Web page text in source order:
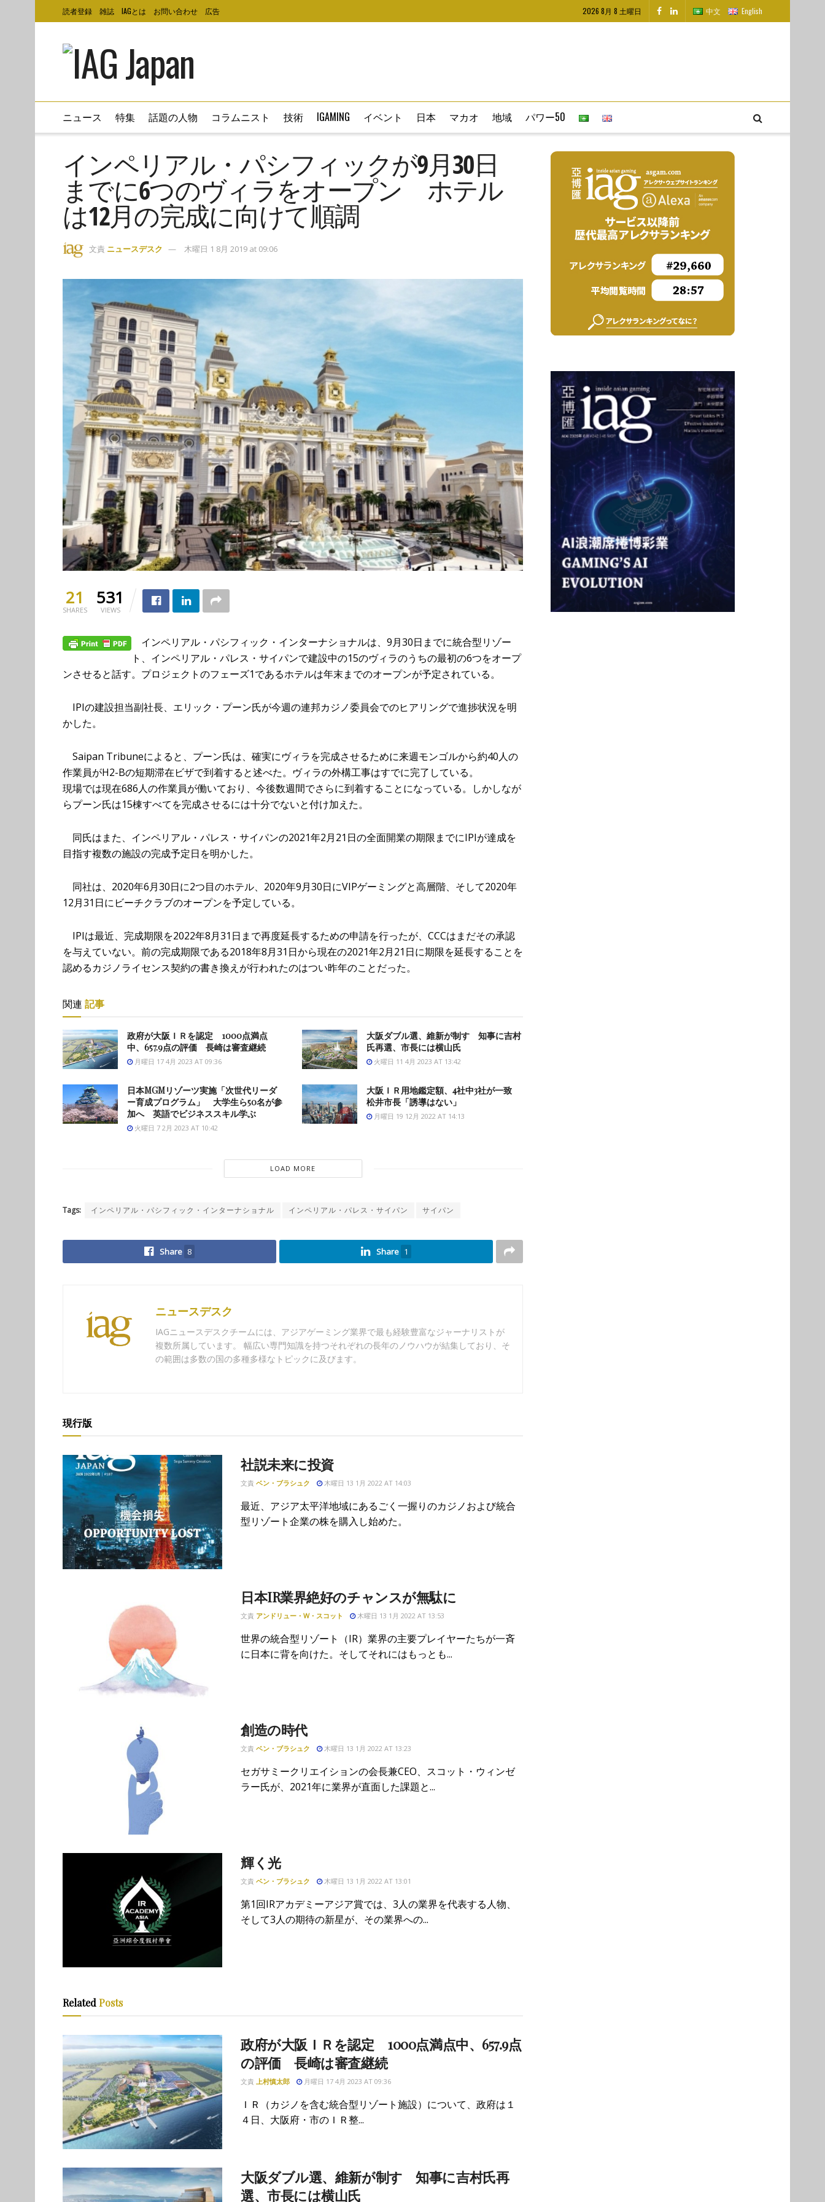
読者登録 雑誌 IAGとは お問い合わせ 広告 2026 8月 8 土曜日 中文 English
ニュース 特集 話題の人物 コラムニスト 技術 IGAMING イベント 日本 マカオ 地域 パワー50
インペリアル・パシフィックが9月30日
までに6つのヴィラをオープン ホテル
は12月の完成に向けて順調
文責 ニュースデスク 木曜日 1 8月 2019 at 09:06
21
SHARES
531
VIEWS
インペリアル・パシフィック・インターナショナルは、9月30日までに統合型リゾー
ト、インペリアル・パレス・サイパンで建設中の15のヴィラのうちの最初の6つをオープ
ンさせると話す。プロジェクトのフェーズ1であるホテルは年末までのオープンが予定されている。
IPIの建設担当副社長、エリック・プーン氏が今週の連邦カジノ委員会でのヒアリングで進捗状況を明
かした。
Saipan Tribuneによると、プーン氏は、確実にヴィラを完成させるために来週モンゴルから約40人の
作業員がH2-Bの短期滞在ビザで到着すると述べた。ヴィラの外構工事はすでに完了している。
現場では現在686人の作業員が働いており、今後数週間でさらに到着することになっている。しかしなが
らプーン氏は15棟すべてを完成させるには十分でないと付け加えた。
同氏はまた、インペリアル・パレス・サイパンの2021年2月21日の全面開業の期限までにIPIが達成を
目指す複数の施設の完成予定日を明かした。
同社は、2020年6月30日に2つ目のホテル、2020年9月30日にVIPゲーミングと高層階、そして2020年
12月31日にビーチクラブのオープンを予定している。
IPIは最近、完成期限を2022年8月31日まで再度延長するための申請を行ったが、CCCはまだその承認
を与えていない。前の完成期限である2018年8月31日から現在の2021年2月21日に期限を延長することを
認めるカジノライセンス契約の書き換えが行われたのはつい昨年のことだった。
関連 記事
政府が大阪ＩＲを認定 1000点満点
中、657.9点の評価 長崎は審査継続
月曜日 17 4月 2023 AT 09:36
大阪ダブル選、維新が制す 知事に吉村
氏再選、市長には横山氏
火曜日 11 4月 2023 AT 13:42
日本MGMリゾーツ実施「次世代リーダ
ー育成プログラム」 大学生ら50名が参
加へ 英語でビジネススキル学ぶ
火曜日 7 2月 2023 AT 10:42
大阪ＩＲ用地鑑定額、4社中3社が一致
松井市長「誘導はない」
月曜日 19 12月 2022 AT 14:13
LOAD MORE
Tags: インペリアル・パシフィック・インターナショナル インペリアル・パレス・サイパン サイパン
Share 8 Share 1
ニュースデスク
IAGニュースデスクチームには、アジアゲーミング業界で最も経験豊富なジャーナリストが
複数所属しています。 幅広い専門知識を持つそれぞれの長年のノウハウが結集しており、そ
の範囲は多数の国の多種多様なトピックに及びます。
現行版
社説未来に投資
文責 ベン・ブラシュク 木曜日 13 1月 2022 AT 14:03
最近、アジア太平洋地域にあるごく一握りのカジノおよび統合
型リゾート企業の株を購入し始めた。
日本IR業界絶好のチャンスが無駄に
文責 アンドリュー・W・スコット 木曜日 13 1月 2022 AT 13:53
世界の統合型リゾート（IR）業界の主要プレイヤーたちが一斉
に日本に背を向けた。そしてそれにはもっとも...
創造の時代
文責 ベン・ブラシュク 木曜日 13 1月 2022 AT 13:23
セガサミークリエイションの会長兼CEO、スコット・ウィンゼ
ラー氏が、2021年に業界が直面した課題と...
輝く光
文責 ベン・ブラシュク 木曜日 13 1月 2022 AT 13:01
第1回IRアカデミーアジア賞では、3人の業界を代表する人物、
そして3人の期待の新星が、その業界への...
Related Posts
政府が大阪ＩＲを認定 1000点満点中、657.9点
の評価 長崎は審査継続
文責 上村慎太郎 月曜日 17 4月 2023 AT 09:36
ＩＲ（カジノを含む統合型リゾート施設）について、政府は１
４日、大阪府・市のＩＲ整...
大阪ダブル選、維新が制す 知事に吉村氏再
選、市長には横山氏